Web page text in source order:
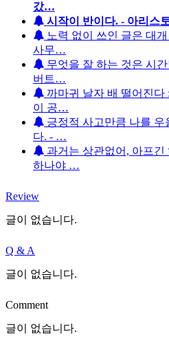
갔…
시작이 반이다. - 아리스
노력 없이 쓰인 글은 대
사무…
무엇을 잘 하는 것은 시
버트…
까마귀 날자 배 떨어진다
이 공…
긍정적 사고만큼 나를 우
다. - …
과거는 상관없어, 아프긴
하나야 …
Review
글이 없습니다.
Q & A
글이 없습니다.
Comment
글이 없습니다.